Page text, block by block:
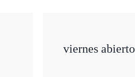
viernes abierto